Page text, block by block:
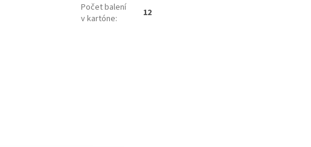
Počet balení
v kartóne: 12